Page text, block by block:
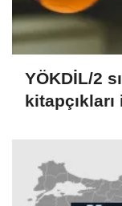
YÖKDİL/2